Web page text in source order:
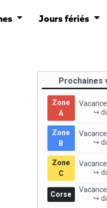
Jours fériés
Prochaines
Zone
A
↪
Zone
B
↪
Zone
C
↪
Corse
↪